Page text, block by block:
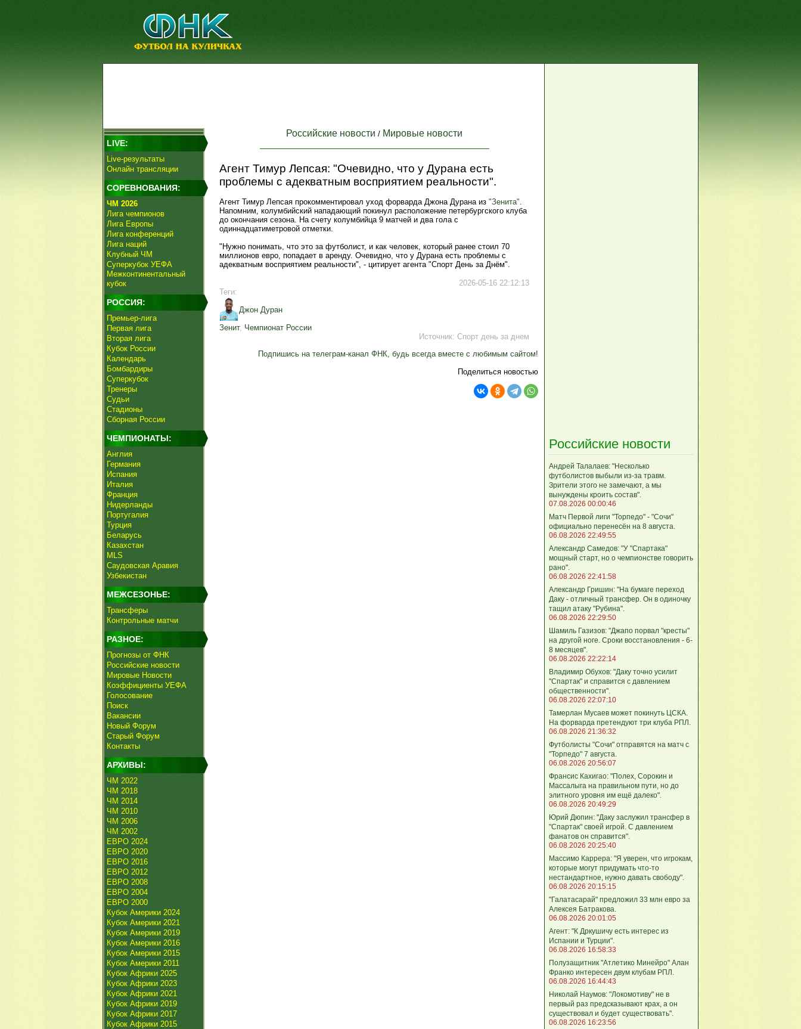
LIVE:
Live-результаты
Онлайн трансляции
СОРЕВНОВАНИЯ:
ЧМ 2026
Лига чемпионов
Лига Европы
Лига конференций
Лига наций
Клубный ЧМ
Суперкубок УЕФА
Межконтинентальный
кубок
РОССИЯ:
Премьер-лига
Первая лига
Вторая лига
Кубок России
Календарь
Бомбардиры
Суперкубок
Тренеры
Судьи
Стадионы
Сборная России
ЧЕМПИОНАТЫ:
Англия
Германия
Испания
Италия
Франция
Нидерланды
Португалия
Турция
Беларусь
Казахстан
MLS
Саудовская Аравия
Узбекистан
МЕЖСЕЗОНЬЕ:
Трансферы
Контрольные матчи
РАЗНОЕ:
Прогнозы от ФНК
Российские новости
Мировые Новости
Коэффициенты УЕФА
Голосование
Поиск
Вакансии
Новый Форум
Старый Форум
Контакты
АРХИВЫ:
ЧМ 2022
ЧМ 2018
ЧМ 2014
ЧМ 2010
ЧМ 2006
ЧМ 2002
ЕВРО 2024
ЕВРО 2020
ЕВРО 2016
ЕВРО 2012
ЕВРО 2008
ЕВРО 2004
ЕВРО 2000
Кубок Америки 2024
Кубок Америки 2021
Кубок Америки 2019
Кубок Америки 2016
Кубок Америки 2015
Кубок Америки 2011
Кубок Африки 2025
Кубок Африки 2023
Кубок Африки 2021
Кубок Африки 2019
Кубок Африки 2017
Кубок Африки 2015
Российские новости / Мировые новости
Агент Тимур Лепсая: "Очевидно, что у Дурана есть
проблемы с адекватным восприятием реальности".
Агент Тимур Лепсая прокомментировал уход форварда Джона Дурана из "Зенита".
Напомним, колумбийский нападающий покинул расположение петербургского клуба
до окончания сезона. На счету колумбийца 9 матчей и два гола с
одиннадцатиметровой отметки.
"Нужно понимать, что это за футболист, и как человек, который ранее стоил 70
миллионов евро, попадает в аренду. Очевидно, что у Дурана есть проблемы с
адекватным восприятием реальности", - цитирует агента "Спорт День за Днём".
2026-05-16 22:12:13
Теги:
Джон Дуран
Зенит, Чемпионат России
Источник: Спорт день за днем
Подпишись на телеграм-канал ФНК, будь всегда вместе с любимым сайтом!
Поделиться новостью
Российские новости
Андрей Талалаев: "Несколько
футболистов выбыли из-за травм.
Зрители этого не замечают, а мы
вынуждены кроить состав".
07.08.2026 00:00:46
Матч Первой лиги "Торпедо" - "Сочи"
официально перенесён на 8 августа.
06.08.2026 22:49:55
Александр Самедов: "У "Спартака"
мощный старт, но о чемпионстве говорить
рано".
06.08.2026 22:41:58
Александр Гришин: "На бумаге переход
Даку - отличный трансфер. Он в одиночку
тащил атаку "Рубина".
06.08.2026 22:29:50
Шамиль Газизов: "Джапо порвал "кресты"
на другой ноге. Сроки восстановления - 6-
8 месяцев".
06.08.2026 22:22:14
Владимир Обухов: "Даку точно усилит
"Спартак" и справится с давлением
общественности".
06.08.2026 22:07:10
Тамерлан Мусаев может покинуть ЦСКА.
На форварда претендуют три клуба РПЛ.
06.08.2026 21:36:32
Футболисты "Сочи" отправятся на матч с
"Торпедо" 7 августа.
06.08.2026 20:56:07
Франсис Кахигао: "Полех, Сорокин и
Массалыга на правильном пути, но до
элитного уровня им ещё далеко".
06.08.2026 20:49:29
Юрий Дюпин: "Даку заслужил трансфер в
"Спартак" своей игрой. С давлением
фанатов он справится".
06.08.2026 20:25:40
Массимо Каррера: "Я уверен, что игрокам,
которые могут придумать что-то
нестандартное, нужно давать свободу".
06.08.2026 20:15:15
"Галатасарай" предложил 33 млн евро за
Алексея Батракова.
06.08.2026 20:01:05
Агент: "К Дркушичу есть интерес из
Испании и Турции".
06.08.2026 16:58:33
Полузащитник "Атлетико Минейро" Алан
Франко интересен двум клубам РПЛ.
06.08.2026 16:44:43
Николай Наумов: "Локомотиву" не в
первый раз предсказывают крах, а он
существовал и будет существовать".
06.08.2026 16:23:56